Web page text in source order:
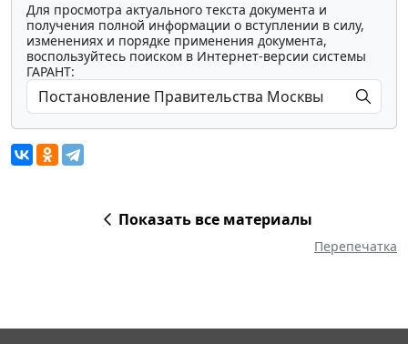
Для просмотра актуального текста документа и
получения полной информации о вступлении в силу,
изменениях и порядке применения документа,
воспользуйтесь поиском в Интернет-версии системы
ГАРАНТ:
Показать все материалы
Перепечатка